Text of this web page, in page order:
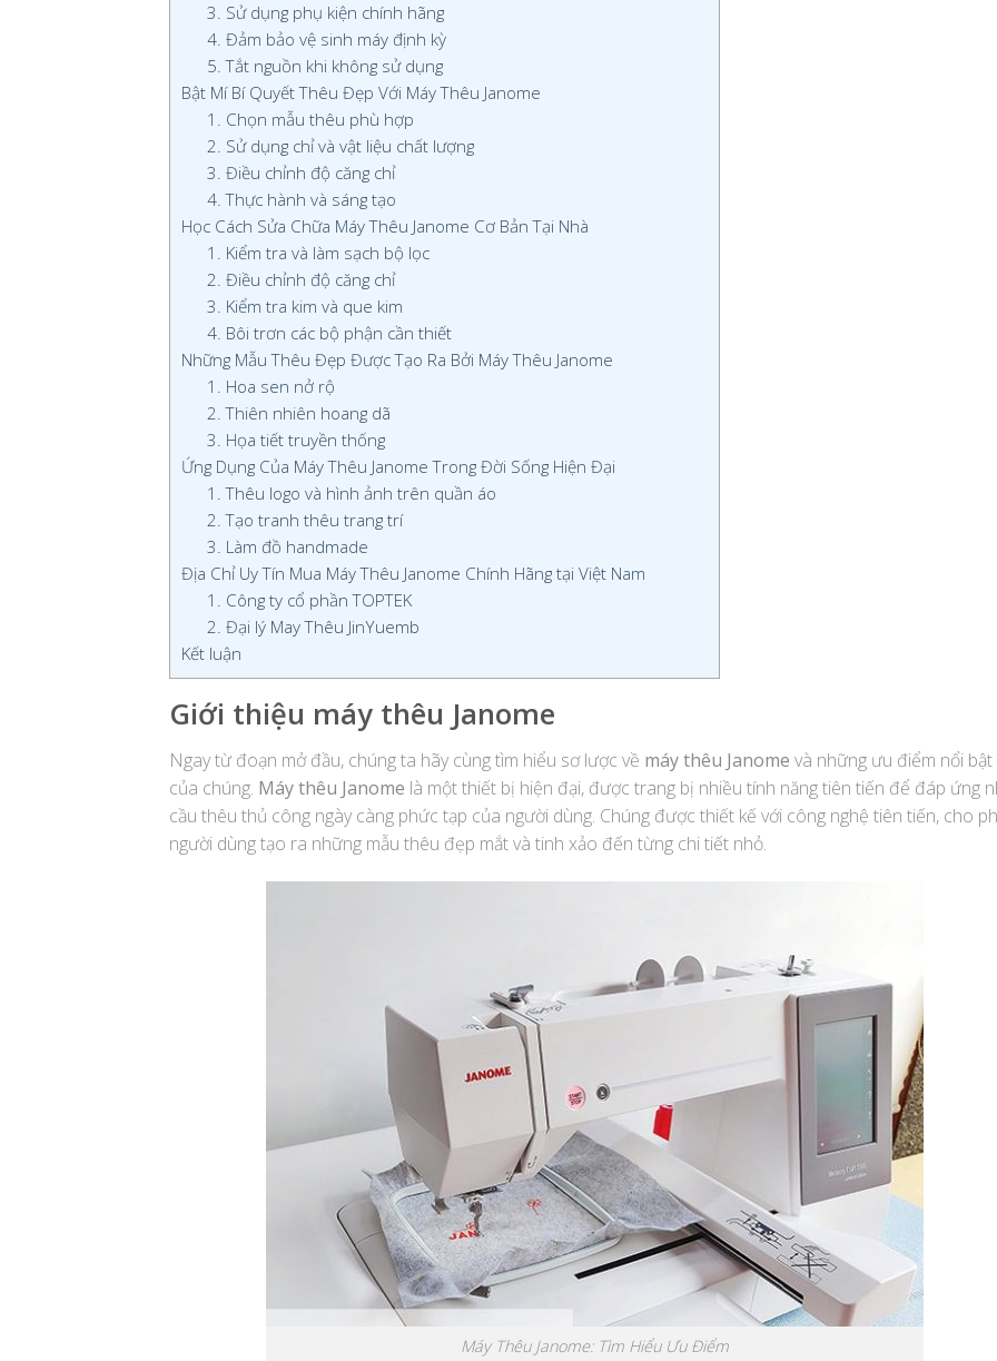
3. Sử dụng phụ kiện chính hãng
4. Đảm bảo vệ sinh máy định kỳ
5. Tắt nguồn khi không sử dụng
Bật Mí Bí Quyết Thêu Đẹp Với Máy Thêu Janome
1. Chọn mẫu thêu phù hợp
2. Sử dụng chỉ và vật liệu chất lượng
3. Điều chỉnh độ căng chỉ
4. Thực hành và sáng tạo
Học Cách Sửa Chữa Máy Thêu Janome Cơ Bản Tại Nhà
1. Kiểm tra và làm sạch bộ lọc
2. Điều chỉnh độ căng chỉ
3. Kiểm tra kim và que kim
4. Bôi trơn các bộ phận cần thiết
Những Mẫu Thêu Đẹp Được Tạo Ra Bởi Máy Thêu Janome
1. Hoa sen nở rộ
2. Thiên nhiên hoang dã
3. Họa tiết truyền thống
Ứng Dụng Của Máy Thêu Janome Trong Đời Sống Hiện Đại
1. Thêu logo và hình ảnh trên quần áo
2. Tạo tranh thêu trang trí
3. Làm đồ handmade
Địa Chỉ Uy Tín Mua Máy Thêu Janome Chính Hãng tại Việt Nam
1. Công ty cổ phần TOPTEK
2. Đại lý May Thêu JinYuemb
Kết luận
Giới thiệu máy thêu Janome
Ngay từ đoạn mở đầu, chúng ta hãy cùng tìm hiểu sơ lược về máy thêu Janome và những ưu điểm nổi bật
của chúng. Máy thêu Janome là một thiết bị hiện đại, được trang bị nhiều tính năng tiên tiến để đáp ứng
cầu thêu thủ công ngày càng phức tạp của người dùng. Chúng được thiết kế với công nghệ tiên tiến, cho
người dùng tạo ra những mẫu thêu đẹp mắt và tinh xảo đến từng chi tiết nhỏ.
Máy Thêu Janome: Tìm Hiểu Ưu Điểm